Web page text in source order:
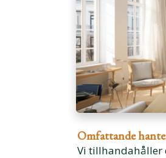
Omfattande
Vi tillhandahåller